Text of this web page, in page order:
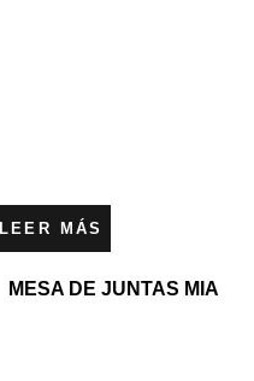
LEER MÁS
MESA DE JUNTAS MIA